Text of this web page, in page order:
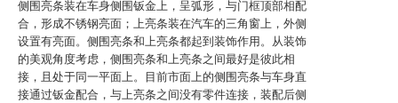
侧围亮条装在车身侧围钣金上，呈弧形，与门框顶部相配
合，形成不锈钢亮面；上亮条装在汽车的三角窗上，外侧
设置有亮面。侧围亮条和上亮条都起到装饰作用。从装饰
的美观角度考虑，侧围亮条和上亮条之间最好是彼此相
接，且处于同一平面上。目前市面上的侧围亮条与车身直
接通过钣金配合，与上亮条之间没有零件连接，装配后侧